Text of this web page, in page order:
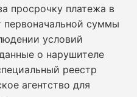
просрочку платежа в
первоначальной суммы
условий
о нарушителе
реестр
агентство для